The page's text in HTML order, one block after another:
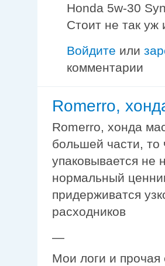
Honda 5w-30
Стоит не так уж
Войдите или
комментарии
Romerro,
Romerro, хонда
большей части, то
упаковывается не
нормальный
придерживатся
расходников
—
Мои логи и